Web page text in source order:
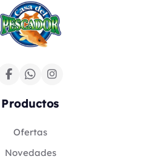
Productos
Ofertas
Novedades